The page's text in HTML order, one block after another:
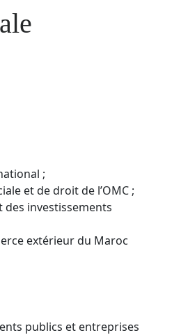
;
et de droit de l’OMC ;
investissements
extérieur du Maroc
publics et entreprises